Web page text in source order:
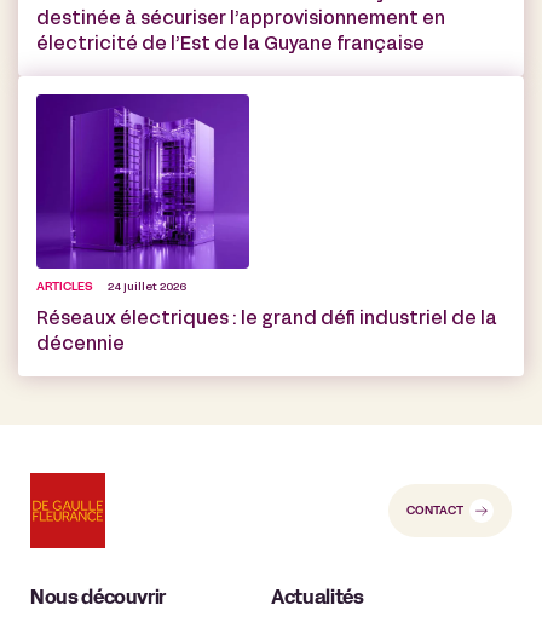
destinée à sécuriser l’approvisionnement en
électricité de l’Est de la Guyane française
ARTICLES 24 juillet 2026
Réseaux électriques : le grand défi industriel de la
décennie
CONTACT
Nous découvrir Actualités